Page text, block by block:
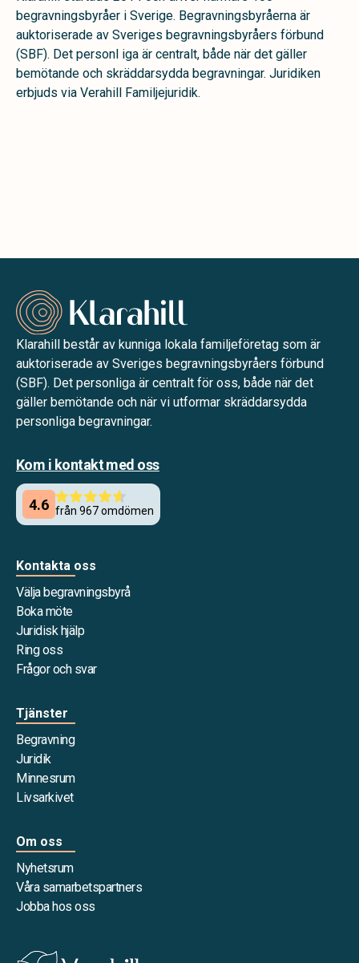
begravningsbyråer i Sverige. Begravningsbyråerna är
auktoriserade av Sveriges begravningsbyråers förbund
(SBF). Det personl iga är centralt, både när det gäller
bemötande och skräddarsydda begravningar. Juridiken
erbjuds via Verahill Familjejuridik.
Klarahill består av kunniga lokala familjeföretag som är
auktoriserade av Sveriges begravningsbyråers förbund
(SBF). Det personliga är centralt för oss, både när det
gäller bemötande och när vi utformar skräddarsydda
personliga begravningar.
Kom i kontakt med oss
Kontakta oss
Välja begravningsbyrå
Boka möte
Juridisk hjälp
Ring oss
Frågor och svar
Tjänster
Begravning
Juridik
Minnesrum
Livsarkivet
Om oss
Nyhetsrum
Våra samarbetspartners
Jobba hos oss